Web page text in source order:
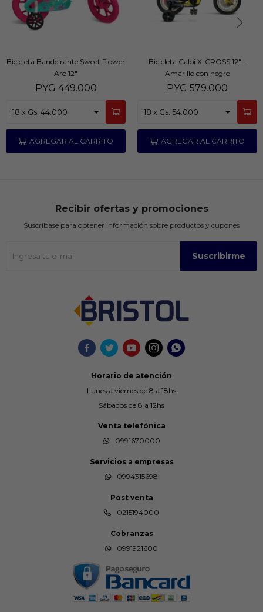
Bicicleta Bandeirante Sweet Flower
Aro 12"
PYG 449.000
Bicicleta Caloi X-CROSS 12" -
Amarillo con negro
PYG 579.000
    
Horario de atención
Lunes a viernes de 8 a 18hs
Sábados de 8 a 12hs
Venta telefónica
0991670000
Servicios a empresas
0994315698
Post venta
0215194000
Cobranzas
0991921600
Recibir ofertas y promociones
Suscríbase para obtener información sobre productos y cupones
Suscribirme